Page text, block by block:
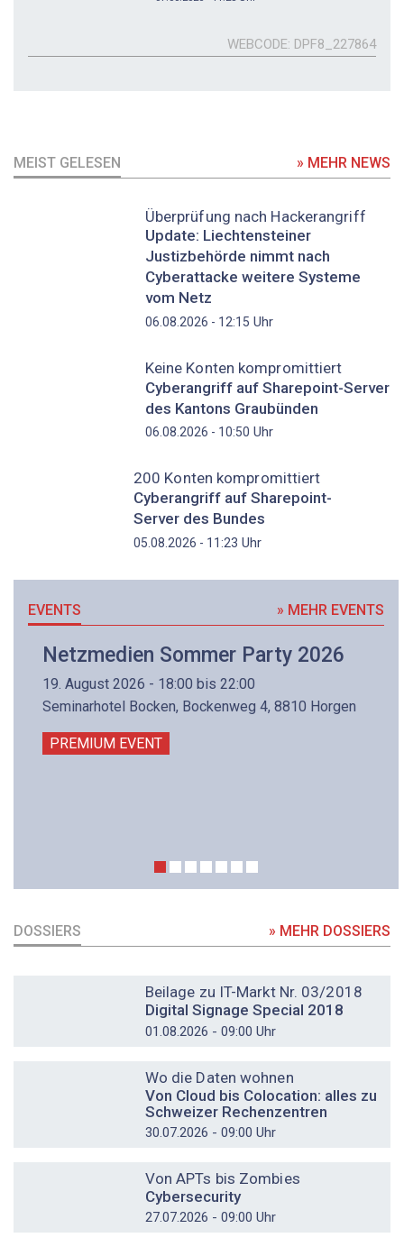
WEBCODE DPF8_227864
MEIST GELESEN » MEHR NEWS
Überprüfung nach Hackerangriff
Update: Liechtensteiner
Justizbehörde nimmt nach
Cyberattacke weitere Systeme
vom Netz
06.08.2026 - 12:15 Uhr
Keine Konten kompromittiert
Cyberangriff auf Sharepoint-Server
des Kantons Graubünden
06.08.2026 - 10:50 Uhr
200 Konten kompromittiert
Cyberangriff auf Sharepoint-
Server des Bundes
05.08.2026 - 11:23 Uhr
EVENTS » MEHR EVENTS
Netzmedien Sommer Party 2026
19. August 2026 - 18:00 bis 22:00
Seminarhotel Bocken, Bockenweg 4, 8810 Horgen
PREMIUM EVENT
DOSSIERS » MEHR DOSSIERS
Beilage zu IT-Markt Nr. 03/2018
Digital Signage Special 2018
01.08.2026 - 09:00 Uhr
Wo die Daten wohnen
Von Cloud bis Colocation: alles zu
Schweizer Rechenzentren
30.07.2026 - 09:00 Uhr
Von APTs bis Zombies
Cybersecurity
27.07.2026 - 09:00 Uhr